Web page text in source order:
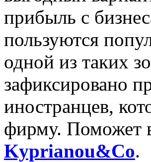
прибыль с
пользуются
одной из таких
зафиксировано
иностранцев,
фирму. Поможет
Kyprianou&Co.